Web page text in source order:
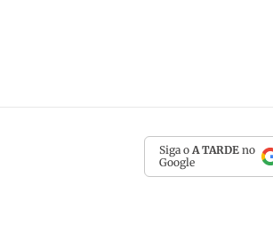
Siga o A TARDE no
Google